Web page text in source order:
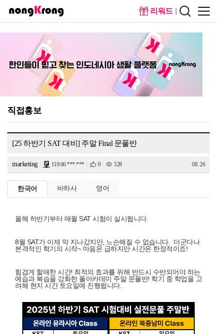
리워드
직접홍보
[25 하반기 SAT 대비] 주말 Final 문풀반
marketing 119.66.***.*** 0 528 08. 26
한국어 바하사 영어
올해 하반기부터 매월 SAT 시험이 실시됩니다.
8월 SAT가 이제 막 지나갔지만, 느슨해질 수 없습니다. 더군다나
본격적인 학기의 시작~ 마음은 급하지만 시간은 한정적이죠!
힘겹게 할애한 시간! 최적의 효과를 위해 반드시 수반되어야 하는
예습과 복습을 강화한 폴아카데미 주말 문풀반! 학기 중 학업을 고
려해 현지 시간 토요일에 진행됩니다.
메인화
면